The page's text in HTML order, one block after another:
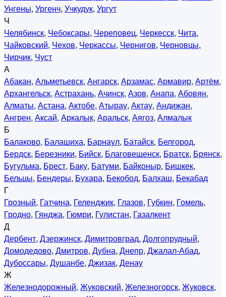
Унгены, Ургенч, Учкудук, Ургут
Ч
Челябинск, Чебоксары, Череповец, Черкесск, Чита,
Чайковский, Чехов, Черкассы, Чернигов, Черновцы,
Чирчик, Чуст
А
Абакан, Альметьевск, Ангарск, Арзамас, Армавир, Артём,
Архангельск, Астрахань, Ачинск, Азов, Анапа, Абовян,
Алматы, Астана, Актобе, Атырау, Актау, Андижан,
Ангрен, Аксай, Аркалык, Аральск, Аягоз, Алмалык
Б
Балаково, Балашиха, Барнаул, Батайск, Белгород,
Бердск, Березники, Бийск, Благовещенск, Братск, Брянск,
Бугульма, Брест, Баку, Батуми, Байконыр, Бишкек,
Бельцы, Бендеры, Бухара, Бекобод, Балхаш, Бекабад
Г
Грозный, Гатчина, Геленджик, Глазов, Губкин, Гомель,
Гродно, Гянджа, Гюмри, Гулистан, Газалкент
Д
Дербент, Дзержинск, Димитровград, Долгопрудный,
Домодедово, Дмитров, Дубна, Днепр, Джалал-Абад,
Дубоссары, Душанбе, Джизак, Денау
Ж
Железнодорожный, Жуковский, Железногорск, Жуковск,